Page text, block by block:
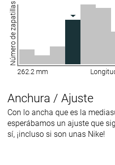
Número de zapatillas
262.2 mm
Anchura / Ajuste
Con lo ancha que es la
esperábamos un ajuste que
sí, ¡incluso si son unas Nike!